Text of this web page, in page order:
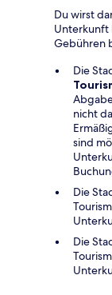
Du wirst
Unterkunft
Gebühren
Die
nicht
sind
Die
Die